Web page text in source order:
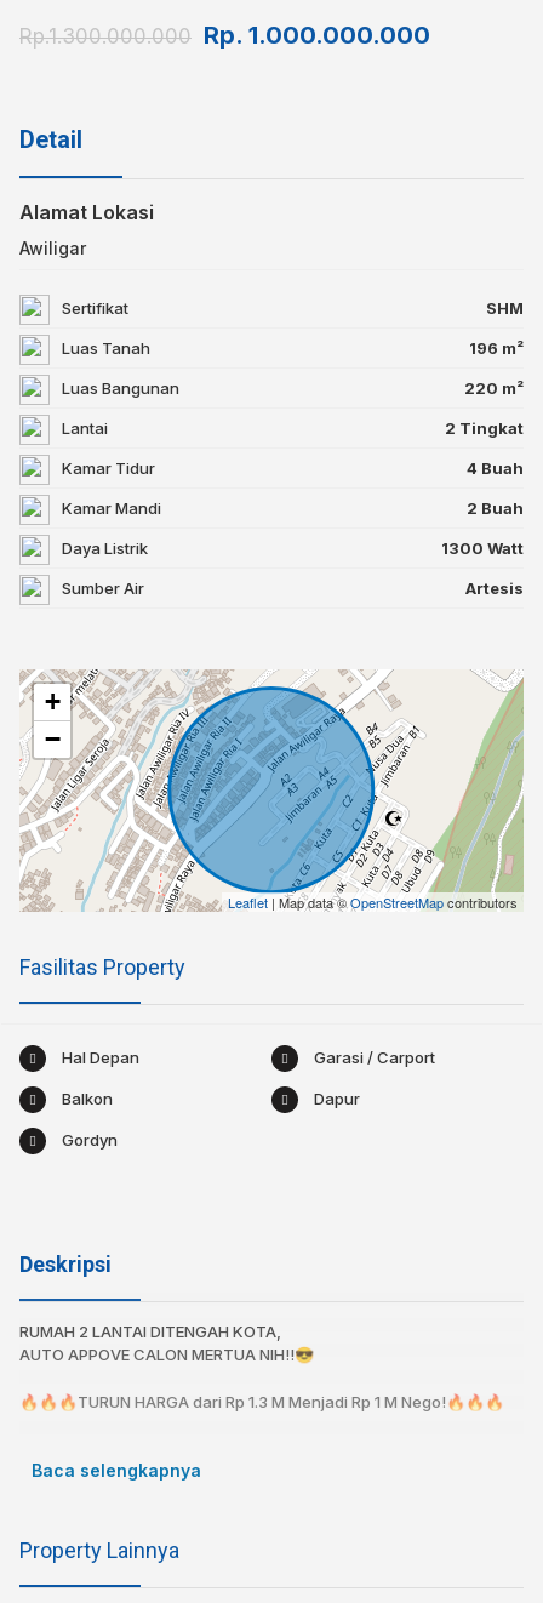
Rp.1.300.000.000 Rp. 1.000.000.000
Detail
Alamat Lokasi
Awiligar
Sertifikat SHM
Luas Tanah 196⁣ m²
Luas Bangunan 220 m²
Lantai 2 Tingkat
Kamar Tidur 4 Buah
Kamar Mandi 2 Buah
Daya Listrik 1300 Watt
Sumber Air Artesis
+
−
Leaflet | Map data ©OpenStreetMapcontributors
Fasilitas Property
Hal Depan Garasi / Carport
Balkon Dapur
Gordyn
Deskripsi
RUMAH 2 LANTAI DITENGAH KOTA,
AUTO APPOVE CALON MERTUA NIH!!😎⁣
🔥🔥🔥TURUN HARGA dari Rp 1.3 M Menjadi Rp 1 M Nego!⁣🔥🔥🔥⁣
🔥Cash Rp 1.000.000.000 Nego⁣
Spesifikasi⁣
Sertifikat : SHM LENGKAP⁣
Luas Tanah : 196⁣
Baca selengkapnya
Property Lainnya